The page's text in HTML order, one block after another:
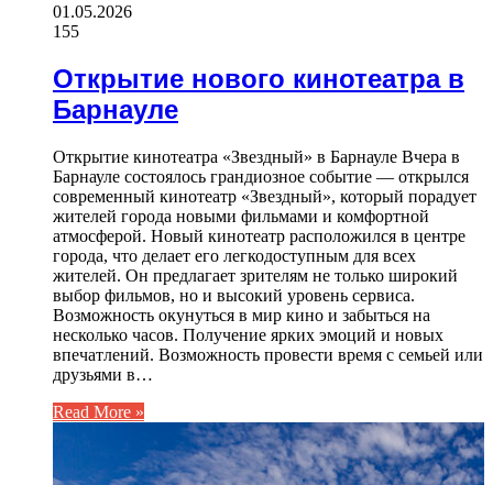
01.05.2026
155
Открытие нового кинотеатра в
Барнауле
Открытие кинотеатра «Звездный» в Барнауле Вчера в
Барнауле состоялось грандиозное событие — открылся
современный кинотеатр «Звездный», который порадует
жителей города новыми фильмами и комфортной
атмосферой. Новый кинотеатр расположился в центре
города, что делает его легкодоступным для всех
жителей. Он предлагает зрителям не только широкий
выбор фильмов, но и высокий уровень сервиса.
Возможность окунуться в мир кино и забыться на
несколько часов. Получение ярких эмоций и новых
впечатлений. Возможность провести время с семьей или
друзьями в…
Read More »